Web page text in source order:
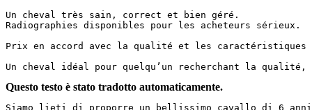
Un cheval très sain, correct et bien géré.
Radiographies disponibles pour les acheteurs sérieux.
Prix en accord avec la qualité et les caractéristiques
Un cheval idéal pour quelqu’un recherchant la
Questo testo è stato tradotto automaticamente.
Siamo lieti di proporre un bellissimo cavallo di 6